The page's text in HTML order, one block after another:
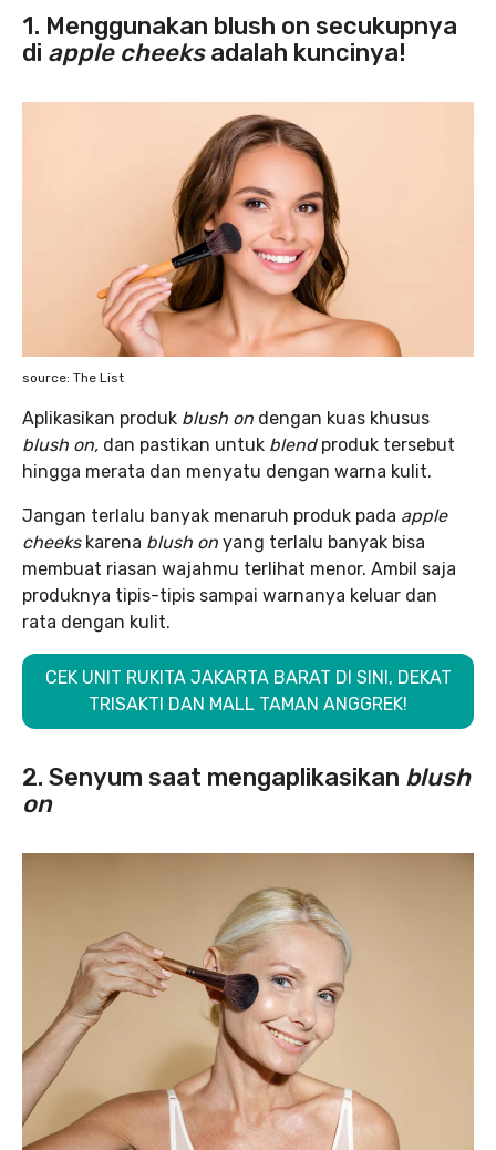
1. Menggunakan blush on secukupnya
di apple cheeksadalah kuncinya!
source: The List
Aplikasikan produk blush on dengan kuas khusus
blush on, dan pastikan untuk blend produk tersebut
hingga merata dan menyatu dengan warna kulit.
Jangan terlalu banyak menaruh produk pada apple
cheeks karena blush on yang terlalu banyak bisa
membuat riasan wajahmu terlihat menor. Ambil saja
produknya tipis-tipis sampai warnanya keluar dan
rata dengan kulit.
CEK UNIT RUKITA JAKARTA BARAT DI SINI, DEKAT
TRISAKTI DAN MALL TAMAN ANGGREK!
2. Senyum saat mengaplikasikan blush
on